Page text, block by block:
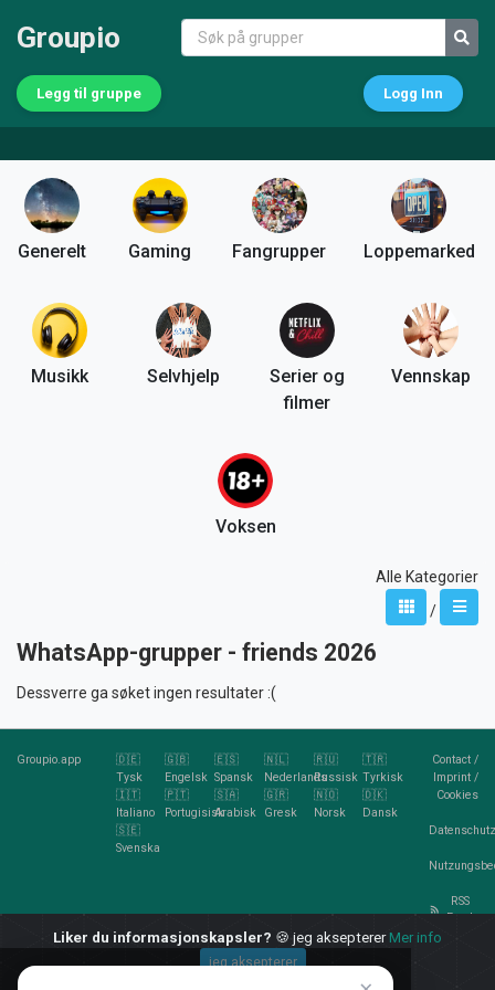
Groupio
Legg til gruppe Logg Inn
Generelt Gaming Fangrupper Loppemarked
Musikk Selvhjelp
Serier og
filmer
Vennskap
Voksen
Alle Kategorier
/
WhatsApp-grupper - friends 2026
Dessverre ga søket ingen resultater :(
Groupio.app
🇩🇪
Tysk
🇬🇧
Engelsk
🇪🇸
Spansk
🇳🇱
Nederlands
🇷🇺
Russisk
🇹🇷
Tyrkisk
🇮🇹
Italiano
🇵🇹
Portugisisk
🇸🇦
Arabisk
🇬🇷
Gresk
🇳🇴
Norsk
🇩🇰
Dansk
🇸🇪
Svenska
Contact/
Imprint/
Cookies
RSS
Feed
Liker du informasjonskapsler? 🍪 jeg aksepterer Mer info
jeg aksepterer